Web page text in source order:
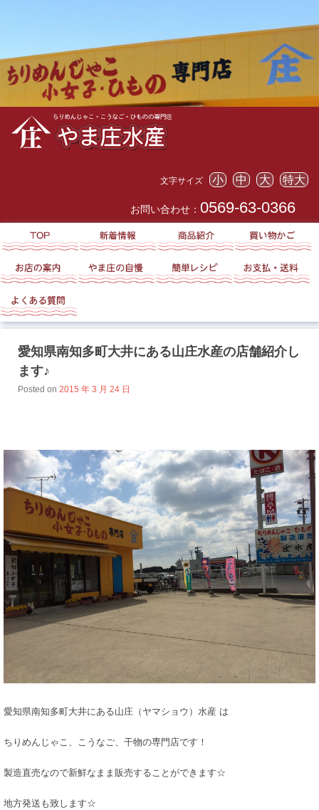
文字サイズ 小 中 大 特大
お問い合わせ： 0569-63-0366
愛知県南知多町大井にある山庄水産の店舗紹介し
ます♪
Posted on 2015 年 3 月 24 日
愛知県南知多町大井にある山庄（ヤマショウ）水産 は
ちりめんじゃこ、こうなご、干物の専門店です！
製造直売なので新鮮なまま販売することができます☆
地方発送も致します☆